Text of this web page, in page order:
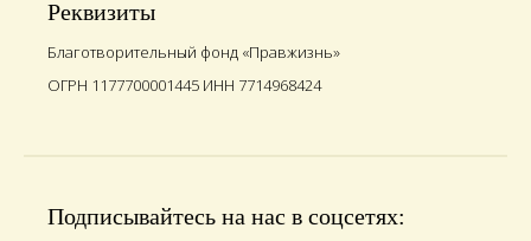
Реквизиты
Благотворительный фонд «Правжизнь»
ОГРН 1177700001445 ИНН 7714968424
Подписывайтесь на нас в соцсетях: